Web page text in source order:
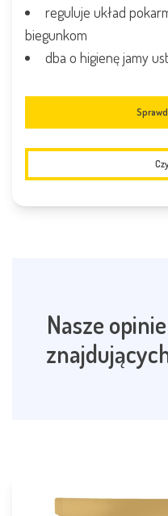
reguluje układ
biegunkom
dba o higienę jamy
Nasze